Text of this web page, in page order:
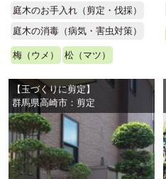
庭木のお手入れ（剪定・伐採）
庭木の消毒（病気・害虫対策）
梅（ウメ） 松（マツ）
【玉づくりに剪定】
群馬県高崎市：剪定